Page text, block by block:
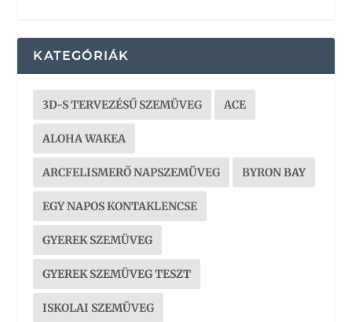
KATEGÓRIÁK
3D-S TERVEZÉSŰ SZEMÜVEG ACE
ALOHA WAKEA
ARCFELISMERŐ NAPSZEMÜVEG BYRON BAY
EGY NAPOS KONTAKLENCSE
GYEREK SZEMÜVEG
GYEREK SZEMÜVEG TESZT
ISKOLAI SZEMÜVEG